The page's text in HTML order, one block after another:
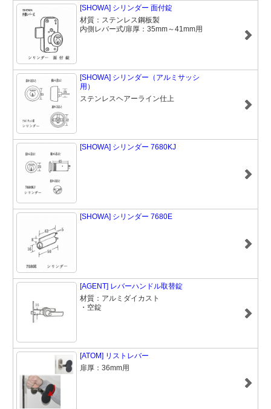
[SHOWA] シリンダー 面付錠
材質：ステンレス鋼板製
内側レバー式/扉厚：35mm～41mm用
[SHOWA] シリンダー（アルミサッシ
用）
ステンレスヘアーライン仕上
[SHOWA] シリンダー 7680KJ
[SHOWA] シリンダー 7680E
[AGENT] レバーハンドル取替錠
材質：アルミダイカスト
・空錠
[ATOM] リストレバー
扉厚：36mm用